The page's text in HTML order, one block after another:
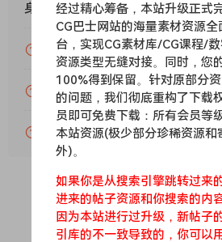
microscopic fragments and rebuilds
textures. From pristine tonal clouds
noise, Grainferno turns your
source of playable inspiration.
grains at speeds fast enough to
range. At these rates, grains stop
start acting like
playable synth voice. Even at audio
original sonic character remain,
building blocks with the spectral
audio. Add modulation and grain-
ready-to-use granular synth tones
身VIP）吗？
为什么付款了未开通VIP会员？
账号可以分享或者借给别人用
VIP会员剩余时间查询？
0
经过精心筹备，本站升级正式
CG巴士网站的海量素材资源
台，实现CG素材库/CG课程/
资源类型无缝对接。同时，您
100%得到保留。针对原部分
的问题，我们彻底重构了下载
员即可免费下载：所有会员等
本站资源(极少部分珍稀资源和
外)。
如果你是从搜索引擎跳转过来
进来的帖子资源和你搜索的内
因为本站进行过升级，新帖子
引库的不一致导致的，你可以